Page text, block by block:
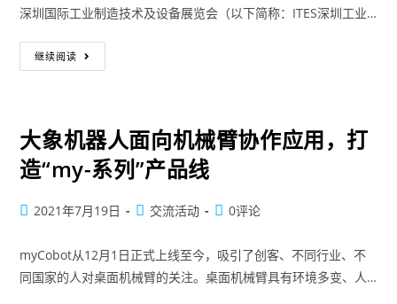
深圳国际工业制造技术及设备展览会（以下简称：ITES深圳工业…
继续阅读
大象机器人面向机械臂协作应用，打
造“my-系列”产品线
2021年7月19日 交流活动 0评论
myCobot从12月1日正式上线至今，吸引了创客、不同行业、不
同国家的人对桌面机械臂的关注。桌面机械臂具有环境多变、人…